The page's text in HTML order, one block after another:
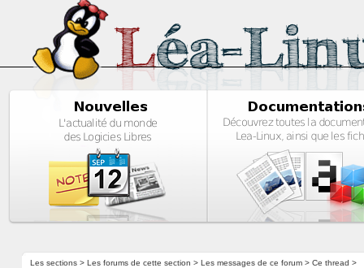
Les sections> Les forums de cette section > Les messages de ce forum> Ce thread >